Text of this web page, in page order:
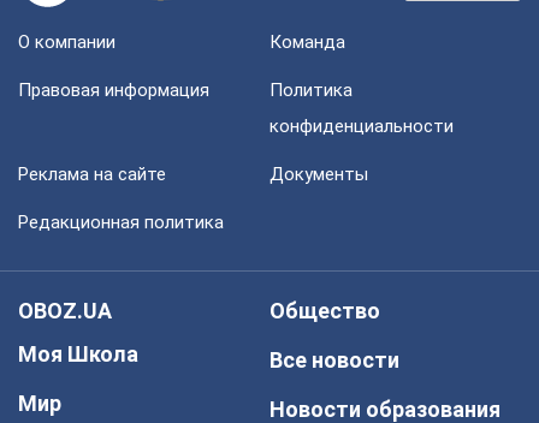
О компании Команда
Правовая информация
Политика
конфиденциальности
Реклама на сайте Документы
Редакционная политика
OBOZ.UA
Моя Школа
Мир
Общество
Все новости
Новости образования